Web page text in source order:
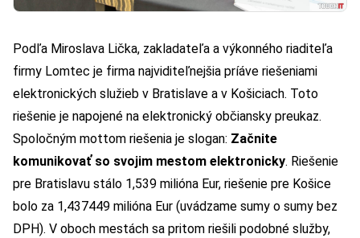
Podľa Miroslava Lička, zakladateľa a výkonného riaditeľa
firmy Lomtec je firma najviditeľnejšia príáve riešeniami
elektronických služieb v Bratislave a v Košiciach. Toto
riešenie je napojené na elektronický občiansky preukaz.
Spoločným mottom riešenia je slogan: Začnite
komunikovať so svojim mestom elektronicky. Riešenie
pre Bratislavu stálo 1,539 milióna Eur, riešenie pre Košice
bolo za 1,437449 milióna Eur (uvádzame sumy o sumy bez
DPH). V oboch mestách sa pritom riešili podobné služby,